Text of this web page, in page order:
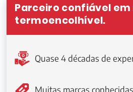
Parceiro confiável
termoencolhível.
Quase 4 décadas de
Muitas marcas